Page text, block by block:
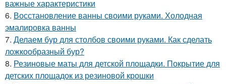
важные характеристики
6. Восстановление ванны своими руками. Холодная
эмалировка ванны
7. Делаем бур для столбов своими руками. Как сделать
ложкообразный бур?
8. Резиновые маты для детской площадки. Покрытие для
детских площадок из резиновой крошки